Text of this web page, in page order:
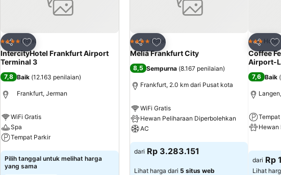
Bagikan
Tambahkan ke favorit
4 BintangHotel
IntercityHotel Frankfurt Airport
Terminal 3
7,8 Baik (12.163 penilaian)
Frankfurt, Jerman
WiFi Gratis
Spa
Tempat Parkir
Lihat harga
Pilih tanggal untuk melihat harga
yang sama
Bagikan
Tambahkan ke favorit
4 BintangHotel
Meliá Frankfurt City
8,5 Sempurna (8.167 penilaian)
Frankfurt, 2.0 km dari Pusat kota
WiFi Gratis
Hewan Peliharaan Diperbolehkan
AC
Lihat harga
dari Rp 3.283.151
Lihat harga dari 5 situs web
Bagikan
3 Bintang
Hotel
Coffee
Airport-
7,6 Baik (
Hewan
dari Rp
Lihat